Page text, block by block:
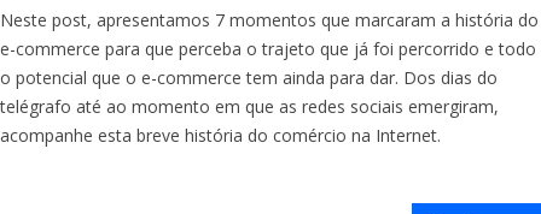
Neste post, apresentamos 7 momentos que marcaram a história do
e-commerce para que perceba o trajeto que já foi percorrido e todo
o potencial que o e-commerce tem ainda para dar. Dos dias do
telégrafo até ao momento em que as redes sociais emergiram,
acompanhe esta breve história do comércio na Internet.